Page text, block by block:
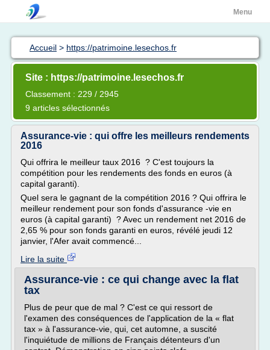
Menu
Accueil > https://patrimoine.lesechos.fr
Site : https://patrimoine.lesechos.fr
Classement : 229 / 2945
9 articles sélectionnés
Assurance-vie : qui offre les meilleurs rendements
2016
Qui offrira le meilleur taux 2016 ? C'est toujours la
compétition pour les rendements des fonds en euros (à
capital garanti).
Quel sera le gagnant de la compétition 2016 ? Qui offrira le
meilleur rendement pour son fonds d'assurance -vie en
euros (à capital garanti) ? Avec un rendement net 2016 de
2,65 % pour son fonds garanti en euros, révélé jeudi 12
janvier, l'Afer avait commencé...
Lire la suite
Assurance-vie : ce qui change avec la flat
tax
Plus de peur que de mal ? C'est ce qui ressort de
l'examen des conséquences de l'application de la « flat
tax » à l'assurance-vie, qui, cet automne, a suscité
l'inquiétude de millions de Français détenteurs d'un